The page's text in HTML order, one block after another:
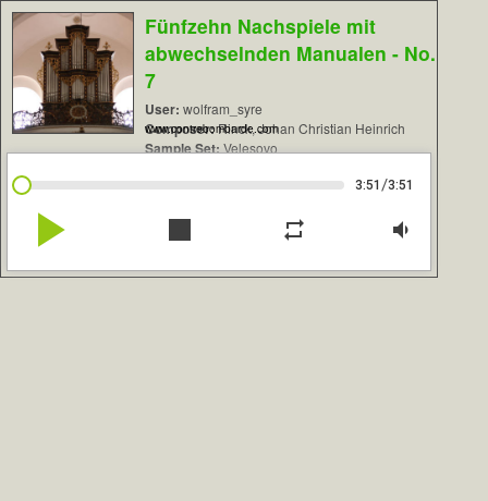
Fünfzehn Nachspiele mit
abwechselnden Manualen - No.
7
User: wolfram_syre
Composer:Rinck, Johan Christian Heinrich
Sample Set:Velesovo
www.contrebombarde.com
3:51 /3:51
play_arrow stop repeat volume_down